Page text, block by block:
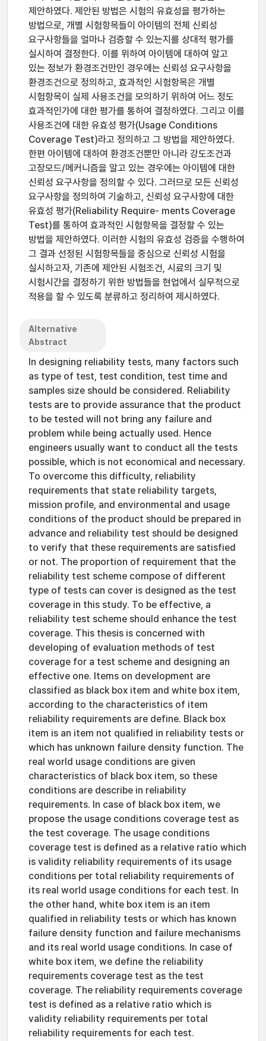
제안하였다. 제안된 방법은 시험의 유효성을 평가하는
방법으로, 개별 시험항목들이 아이템의 전체 신뢰성
요구사항들을 얼마나 검증할 수 있는지를 상대적 평가를
실시하여 결정한다. 이를 위하여 아이템에 대하여 알고
있는 정보가 환경조건만인 경우에는 신뢰성 요구사항을
환경조건으로 정의하고, 효과적인 시험항목은 개별
시험항목이 실제 사용조건을 모의하기 위하여 어느 정도
효과적인가에 대한 평가를 통하여 결정하였다. 그리고 이를
사용조건에 대한 유효성 평가(Usage Conditions
Coverage Test)라고 정의하고 그 방법을 제안하였다.
한편 아이템에 대하여 환경조건뿐만 아니라 강도조건과
고장모드/메커니즘을 알고 있는 경우에는 아이템에 대한
신뢰성 요구사항을 정의할 수 있다. 그러므로 모든 신뢰성
요구사항을 정의하여 기술하고, 신뢰성 요구사항에 대한
유효성 평가(Reliability Require- ments Coverage
Test)를 통하여 효과적인 시험항목을 결정할 수 있는
방법을 제안하였다. 이러한 시험의 유효성 검증을 수행하여
그 결과 선정된 시험항목들을 중심으로 신뢰성 시험을
실시하고자, 기존에 제안된 시험조건, 시료의 크기 및
시험시간을 결정하기 위한 방법들을 현업에서 실무적으로
적용을 할 수 있도록 분류하고 정리하여 제시하였다.
Alternative
Abstract
In designing reliability tests, many factors such
as type of test, test condition, test time and
samples size should be considered. Reliability
tests are to provide assurance that the product
to be tested will not bring any failure and
problem while being actually used. Hence
engineers usually want to conduct all the tests
possible, which is not economical and necessary.
To overcome this difficulty, reliability
requirements that state reliability targets,
mission profile, and environmental and usage
conditions of the product should be prepared in
advance and reliability test should be designed
to verify that these requirements are satisfied
or not. The proportion of requirement that the
reliability test scheme compose of different
type of tests can cover is designed as the test
coverage in this study. To be effective, a
reliability test scheme should enhance the test
coverage. This thesis is concerned with
developing of evaluation methods of test
coverage for a test scheme and designing an
effective one. Items on development are
classified as black box item and white box item,
according to the characteristics of item
reliability requirements are define. Black box
item is an item not qualified in reliability tests or
which has unknown failure density function. The
real world usage conditions are given
characteristics of black box item, so these
conditions are describe in reliability
requirements. In case of black box item, we
propose the usage conditions coverage test as
the test coverage. The usage conditions
coverage test is defined as a relative ratio which
is validity reliability requirements of its usage
conditions per total reliability requirements of
its real world usage conditions for each test. In
the other hand, white box item is an item
qualified in reliability tests or which has known
failure density function and failure mechanisms
and its real world usage conditions. In case of
white box item, we define the reliability
requirements coverage test as the test
coverage. The reliability requirements coverage
test is defined as a relative ratio which is
validity reliability requirements per total
reliability requirements for each test.